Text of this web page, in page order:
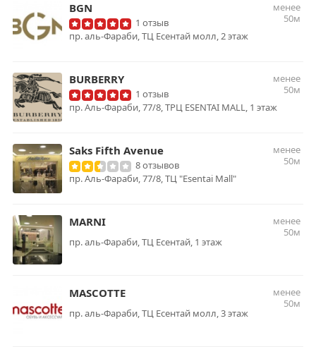
BGN
менее
50м
1 отзыв
пр. аль-Фараби, ТЦ Есентай молл, 2 этаж
BURBERRY
менее
50м
1 отзыв
пр. Аль-Фараби, 77/8, ТРЦ ESENTAI MALL, 1 этаж
Saks Fifth Avenue
менее
50м
8 отзывов
пр. Аль-Фараби, 77/8, ТЦ "Esentai Mall"
MARNI
менее
50м
пр. аль-Фараби, ТЦ Есентай, 1 этаж
MASCOTTE
менее
50м
пр. аль-Фараби, ТЦ Есентай молл, 3 этаж